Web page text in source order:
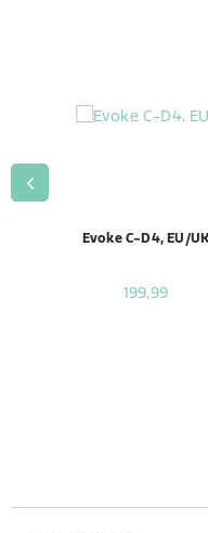
Evoke C-D4, EU/
199,99